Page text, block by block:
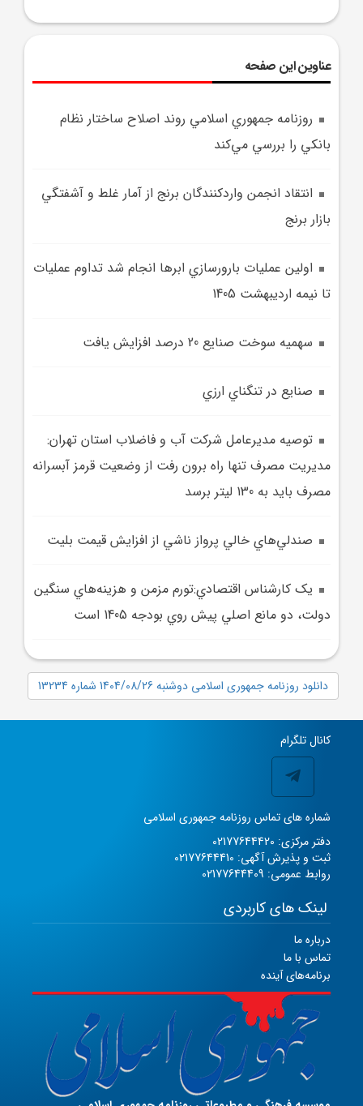
عناوین این صفحه
روزنامه جمهوري اسلامي روند اصلاح ساختار نظام
بانکي را بررسي مي‌کند
انتقاد انجمن واردکنندگان برنج از آمار غلط و آشفتگي
بازار برنج
اولين عمليات بارورسازي ابرها انجام شد تداوم عمليات
تا نيمه ارديبهشت 1405
سهميه سوخت صنايع 20 درصد افزايش يافت
صنايع در تنگناي ارزي
توصيه مديرعامل شرکت آب و فاضلاب استان تهران:
مديريت مصرف تنها راه برون رفت از وضعيت قرمز آبسرانه
مصرف بايد به 130 ليتر برسد
صندلي‌هاي خالي پرواز ناشي از افزايش قيمت بليت
يک کارشناس اقتصادي:تورم مزمن و هزينه‌هاي سنگين
دولت، دو مانع اصلي پيش‌ روي بودجه 1405 است
دانلود روزنامه جمهوری اسلامی دوشنبه 1404/08/26 شماره 13234
کانال تلگرام
شماره های تماس روزنامه جمهوری اسلامی
دفتر مرکزی: 02177644420
ثبت و پذیرش آگهی: 02177644410
روابط عمومی: 02177644409
لینک های کاربردی
درباره ما
تماس با ما
برنامه‌های آینده